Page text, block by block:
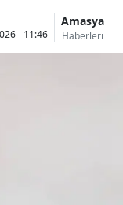
- 11:46
Amasya
Haberleri